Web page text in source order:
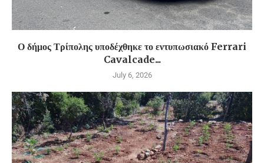
Ο δήμος Τρίπολης υποδέχθηκε το εντυπωσιακό Ferrari
Cavalcade...
July 6, 2026